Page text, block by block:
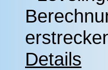
Details